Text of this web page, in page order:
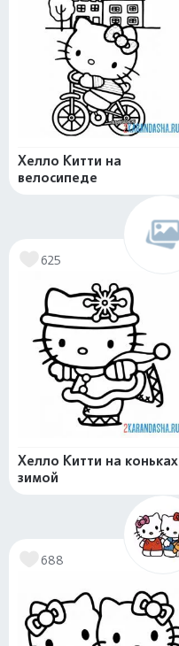
Хелло Китти на
велосипеде
625
Хелло Китти на коньках
зимой
688